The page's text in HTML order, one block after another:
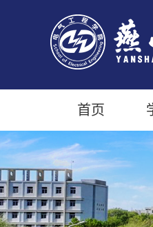
首页